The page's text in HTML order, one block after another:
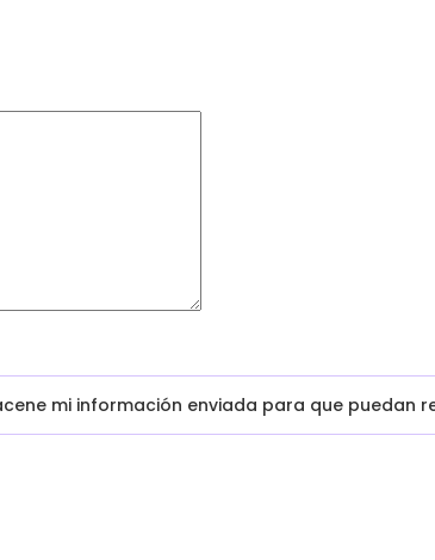
mi información enviada para que puedan